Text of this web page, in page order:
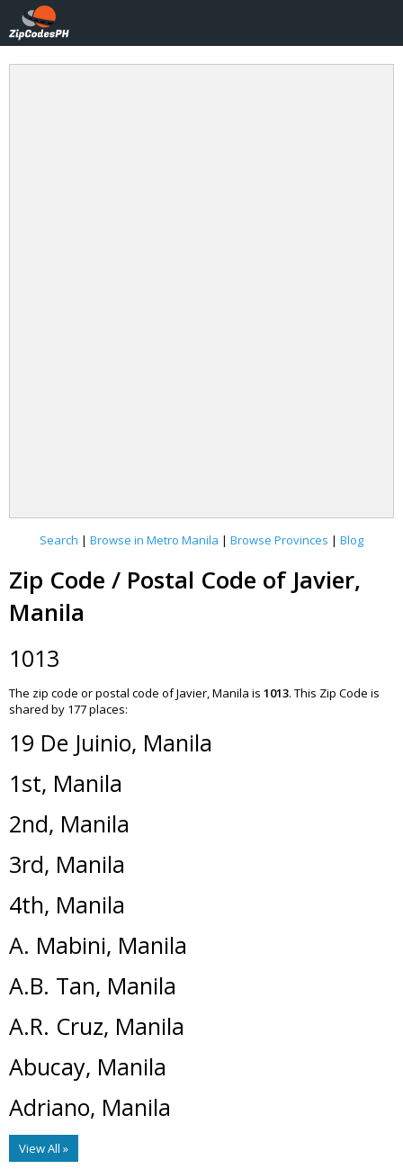
Search | Browse in Metro Manila | Browse Provinces | Blog
Zip Code / Postal Code of Javier,
Manila
1013
The zip code or postal code of Javier, Manila is 1013. This Zip Code is
shared by 177 places:
19 De Juinio, Manila
1st, Manila
2nd, Manila
3rd, Manila
4th, Manila
A. Mabini, Manila
A.B. Tan, Manila
A.R. Cruz, Manila
Abucay, Manila
Adriano, Manila
View All »